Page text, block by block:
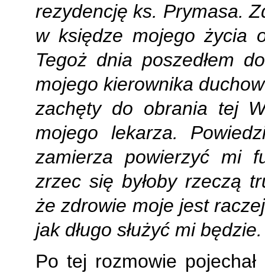
rezydencję ks. Prymasa.
w księdze mojego życia
Tegoż dnia poszedłem
mojego kierownika
zachęty do obrania tej
mojego lekarza.
zamierza powierzyć mi
zrzec się byłoby rzeczą
że zdrowie moje jest
jak długo służyć mi
Po tej rozmowie